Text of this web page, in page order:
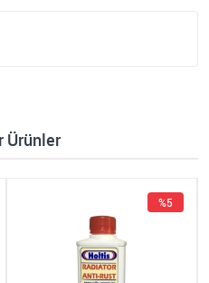
Ürünler
%5